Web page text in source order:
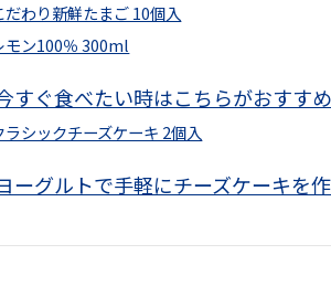
だわり新鮮たまご 10個入
モン100％ 300ml
すぐ食べたい時はこちらがおすすめ
ラシックチーズケーキ 2個入
ーグルトで手軽にチーズケーキを